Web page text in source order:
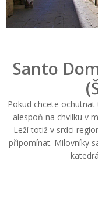
Santo
Pokud chcete
alespoň na chvilku v
Leží totiž v srdci
připomínat. Milovníky